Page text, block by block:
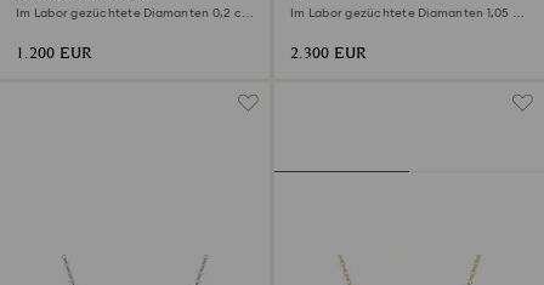
Im Labor gezüchtete Diamanten 0,2 ct
1.200 EUR
Im Labor gezüchtete Diamanten 1,05 ct
2.300 EUR